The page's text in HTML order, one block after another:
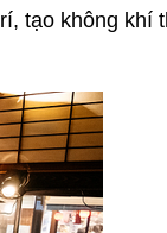
tạo không khí